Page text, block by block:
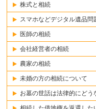
株式と相続
スマホなどデジタル遺品問
医師の相続
会社経営者の相続
農家の相続
未婚の方の相続について
お墓の世話は法律的にどう